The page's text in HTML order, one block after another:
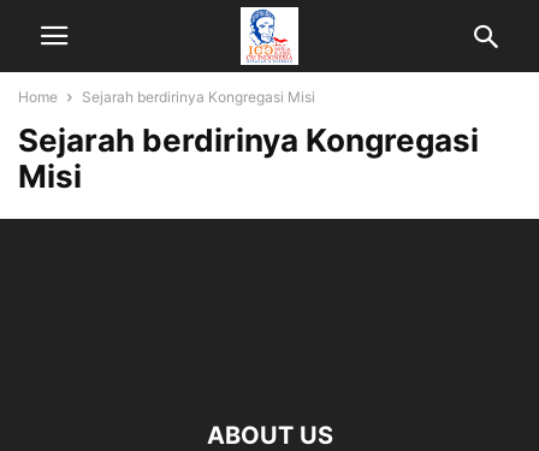
Home Sejarah berdirinya Kongregasi Misi
Sejarah berdirinya Kongregasi
Misi
ABOUT US